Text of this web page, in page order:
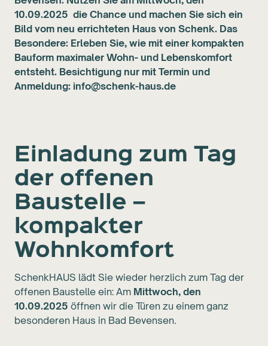
10.09.2025 die Chance und machen Sie sich ein
Bild vom neu errichteten Haus von Schenk. Das
Besondere: Erleben Sie, wie mit einer kompakten
Bauform maximaler Wohn- und Lebenskomfort
entsteht. Besichtigung nur mit Termin und
Anmeldung: info@schenk-haus.de
Einladung zum Tag
der offenen
Baustelle –
kompakter
Wohnkomfort
SchenkHAUS lädt Sie wieder herzlich zum Tag der
offenen Baustelle ein: Am Mittwoch, den
10.09.2025 öffnen wir die Türen zu einem ganz
besonderen Haus in Bad Bevensen.